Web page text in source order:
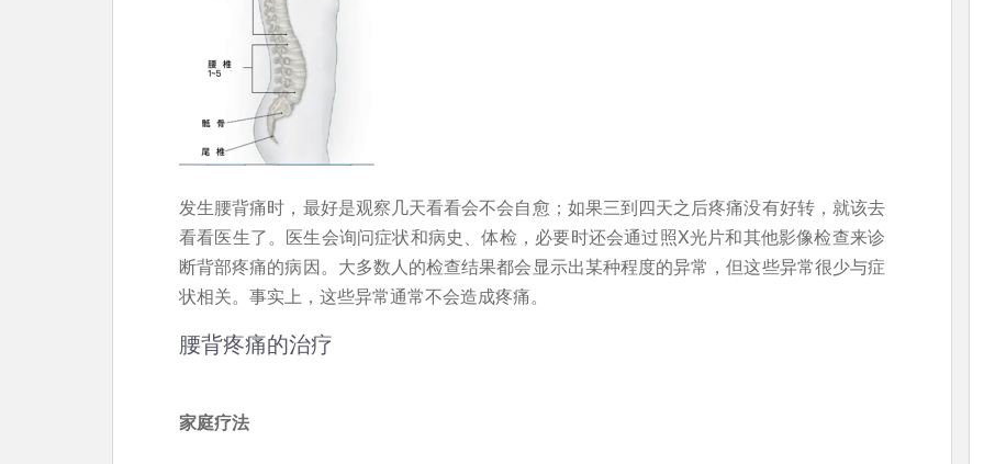
发生腰背痛时，最好是观察几天看看会不会自愈；如果三到四天之后疼痛没有好转，就该去
看看医生了。医生会询问症状和病史、体检，必要时还会通过照X光片和其他影像检查来诊
断背部疼痛的病因。大多数人的检查结果都会显示出某种程度的异常，但这些异常很少与症
状相关。事实上，这些异常通常不会造成疼痛。
腰背疼痛的治疗
家庭疗法